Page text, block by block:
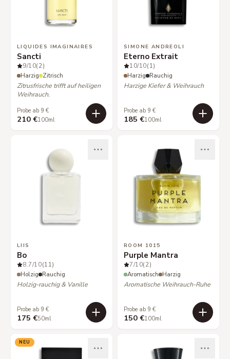
LIQUIDES IMAGINAIRES
Sancti
9/10(2)
Harzig Zitrisch
Zitrusfrische trifft auf heiligen
Weihrauch.
Probe ab 9 €
210 €100ml
SIMONE ANDREOLI
Eterno Extrait
10/10(1)
Harzig Rauchig
Harzige Kiefer & Weihrauch
Probe ab 9 €
185 €100ml
LIIS
Bo
8.7/10(11)
Holzig Rauchig
Holzig-rauchig & Vanille
Probe ab 9 €
175 €50ml
ROOM 1015
Purple Mantra
7/10(2)
Aromatisch Harzig
Aromatische Weihrauch-Ruhe
Probe ab 9 €
150 €100ml
NEU